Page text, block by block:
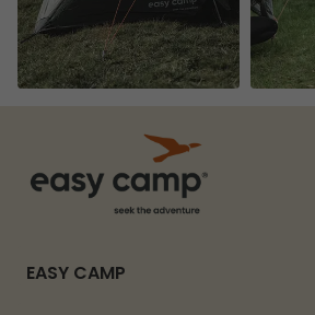
EASY CAMP